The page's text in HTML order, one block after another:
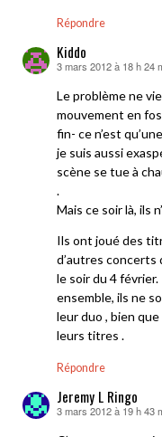
Répondre
Kiddo
dit :
3 mars 2012 à 18 h 24
Le problème ne
mouvement en
fin- ce n’est
je suis aussi
scène se tue à
.
Mais ce soir là, ils
Ils ont joué des
d’autres concerts
le soir du 4
ensemble, ils ne
leur duo , bien
leurs titres .
Répondre
Jeremy L Ringo
dit :
3 mars 2012 à 19 h 43